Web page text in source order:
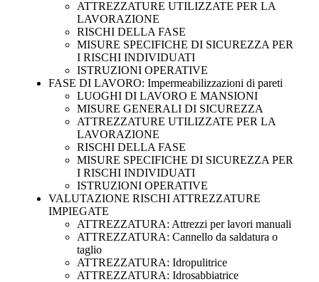
ATTREZZATURE UTILIZZATE PER LA
LAVORAZIONE
RISCHI DELLA FASE
MISURE SPECIFICHE DI SICUREZZA PER
I RISCHI INDIVIDUATI
ISTRUZIONI OPERATIVE
FASE DI LAVORO: Impermeabilizzazioni di pareti
LUOGHI DI LAVORO E MANSIONI
MISURE GENERALI DI SICUREZZA
ATTREZZATURE UTILIZZATE PER LA
LAVORAZIONE
RISCHI DELLA FASE
MISURE SPECIFICHE DI SICUREZZA PER
I RISCHI INDIVIDUATI
ISTRUZIONI OPERATIVE
VALUTAZIONE RISCHI ATTREZZATURE
IMPIEGATE
ATTREZZATURA: Attrezzi per lavori manuali
ATTREZZATURA: Cannello da saldatura o
taglio
ATTREZZATURA: Idropulitrice
ATTREZZATURA: Idrosabbiatrice